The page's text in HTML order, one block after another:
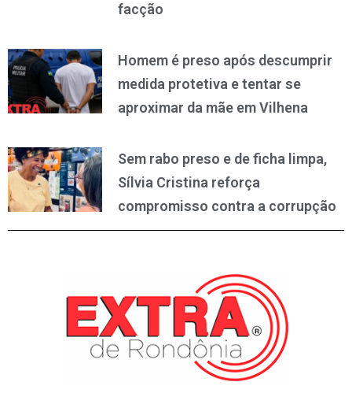
facção
Homem é preso após descumprir
medida protetiva e tentar se
aproximar da mãe em Vilhena
Sem rabo preso e de ficha limpa,
Sílvia Cristina reforça
compromisso contra a corrupção